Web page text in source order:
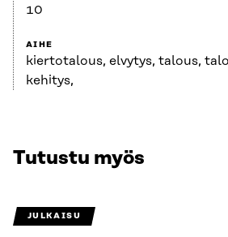
10
AIHE
kiertotalous, elvytys, talous,
kehitys,
Tutustu myös
JULKAISU